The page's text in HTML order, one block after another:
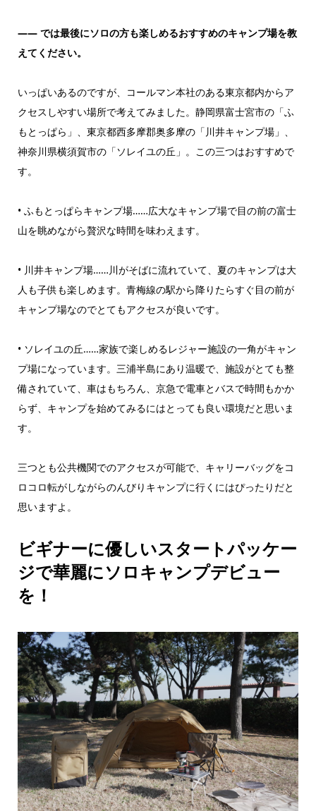
―― では最後にソロの方も楽しめるおすすめのキャンプ場を教
えてください。
いっぱいあるのですが、コールマン本社のある東京都内からア
クセスしやすい場所で考えてみました。静岡県富士宮市の「ふ
もとっぱら」、東京都西多摩郡奥多摩の「川井キャンプ場」、
神奈川県横須賀市の「ソレイユの丘」。この三つはおすすめで
す。
• ふもとっぱらキャンプ場……広大なキャンプ場で目の前の富士
山を眺めながら贅沢な時間を味わえます。
• 川井キャンプ場……川がそばに流れていて、夏のキャンプは大
人も子供も楽しめます。青梅線の駅から降りたらすぐ目の前が
キャンプ場なのでとてもアクセスが良いです。
• ソレイユの丘……家族で楽しめるレジャー施設の一角がキャン
プ場になっています。三浦半島にあり温暖で、施設がとても整
備されていて、車はもちろん、京急で電車とバスで時間もかか
らず、キャンプを始めてみるにはとっても良い環境だと思いま
す。
三つとも公共機関でのアクセスが可能で、キャリーバッグをコ
ロコロ転がしながらのんびりキャンプに行くにはぴったりだと
思いますよ。
ビギナーに優しいスタートパッケー
ジで華麗にソロキャンプデビュー
を！